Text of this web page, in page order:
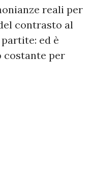
reali per
contrasto al
ed è
costante per